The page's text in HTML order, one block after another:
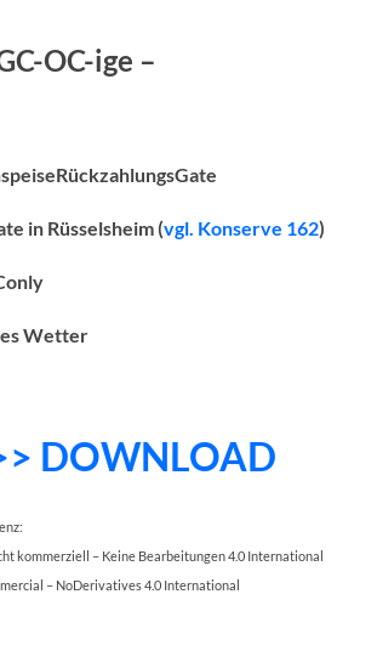
OC-ige –
in Rüsselsheim (vgl. Konserve 162)
Wetter
DOWNLOAD
kommerziell – Keine Bearbeitungen 4.0 International
– NoDerivatives 4.0 International